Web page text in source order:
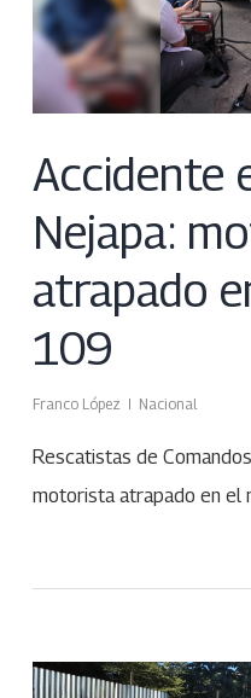
Accidente
Nejapa:
atrapado
109
Franco López Nacional
Rescatistas de
motorista atrapado en el